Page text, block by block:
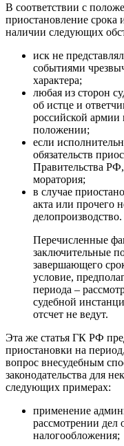
В соответствии с
приостановление срока
наличии следующих
иск не
событиями
характера;
любая из сторон
об истце и
российской
положении;
если
обязательств
Правительства
моратория;
в случае
акта или прочего
делопроизводство.
Перечисленные
заключительные
завершающего
условие,
периода –
судебной
отсчет не ведут.
Эта же статья ГК РФ
приостановки на
вопрос внесудебным
законодательства для
следующих примерах:
применение
рассмотрении дел
налогообложения;